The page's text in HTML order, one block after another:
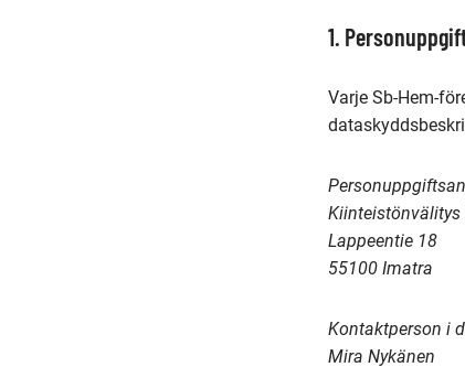
1.
Varje Sb-Hem-
Kiinteistönvälitys
Lappeentie 18
55100 Imatra
Kontaktperson i
Mira Nykänen